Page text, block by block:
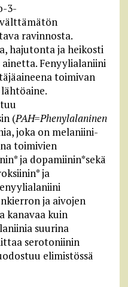
3-
ravinnosta.
hajutonta ja heikosti
Fenyylialaniini
toimivan
(PAH=Phenylalaninen
joka on melaniini-
toimivien
ja dopamiinin*sekä
ja
ja aivojen
kanavaa kuin
suurina
serotoniinin
elimistössä